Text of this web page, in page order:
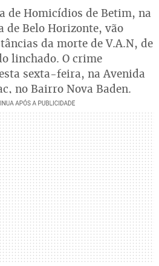
de Homicídios de Betim, na
de Belo Horizonte, vão
da morte de V.A.N, de
linchado. O crime
sexta-feira, na Avenida
no Bairro Nova Baden.